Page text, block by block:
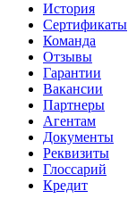
История
Сертификаты
Команда
Отзывы
Гарантии
Вакансии
Партнеры
Агентам
Документы
Реквизиты
Глоссарий
Кредит